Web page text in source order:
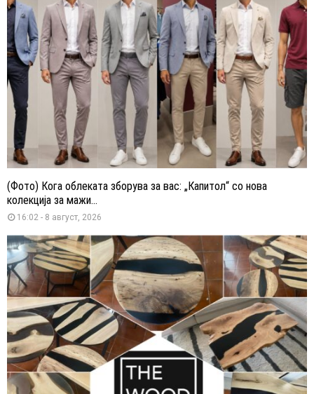
(Фото) Кога облеката зборува за вас: „Капитол“ со нова
колекција за мажи...
16:02 - 8 август, 2026